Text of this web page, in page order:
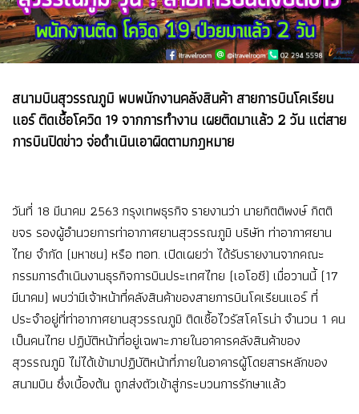
สนามบินสุวรรณภูมิ พบพนักงานคลังสินค้า สายการบินโคเรียน
แอร์ ติดเชื้อโควิด 19 จากการทำงาน เผยติดมาแล้ว 2 วัน แต่สาย
การบินปิดข่าว จ่อดำเนินเอาผิดตามกฎหมาย
วันที่ 18 มีนาคม 2563 กรุงเทพธุรกิจ รายงานว่า นายกิตติพงษ์ กิตติ
ขจร รองผู้อำนวยการท่าอากาศยานสุวรรณภูมิ บริษัท ท่าอากาศยาน
ไทย จำกัด (มหาชน) หรือ ทอท. เปิดเผยว่า ได้รับรายงานจากคณะ
กรรมการดำเนินงานธุรกิจการบินประเทศไทย (เอโอซี) เมื่อวานนี้ (17
มีนาคม) พบว่ามีเจ้าหน้าที่คลังสินค้าของสายการบินโคเรียนแอร์ ที่
ประจำอยู่ที่ท่าอากาศยานสุวรรณภูมิ ติดเชื้อไวรัสโคโรน่า จำนวน 1 คน
เป็นคนไทย ปฏิบัติหน้าที่อยู่เฉพาะภายในอาคารคลังสินค้าของ
สุวรรณภูมิ ไม่ได้เข้ามาปฏิบัติหน้าที่ภายในอาคารผู้โดยสารหลักของ
สนามบิน ซึ่งเบื้องต้น ถูกส่งตัวเข้าสู่กระบวนการรักษาแล้ว